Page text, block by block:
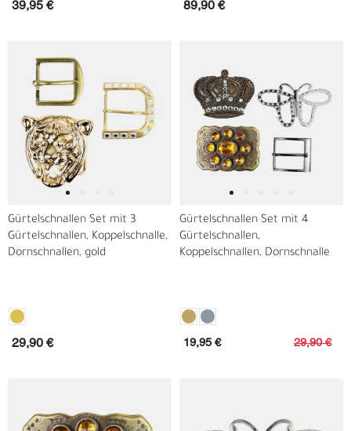
39,95 € 89,90 €
Gürtelschnallen Set mit 3
Gürtelschnallen, Koppelschnalle,
Dornschnallen, gold
29,90 €
Gürtelschnallen Set mit 4
Gürtelschnallen,
Koppelschnallen, Dornschnalle
29,90 €
19,95 €